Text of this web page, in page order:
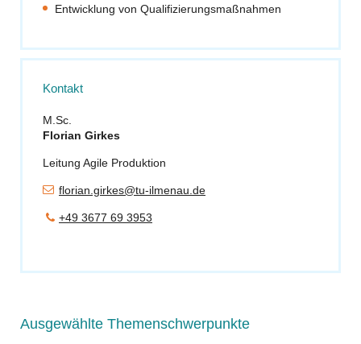
Entwicklung von Qualifizierungsmaßnahmen
Kontakt
M.Sc.
Florian Girkes
Leitung Agile Produktion
florian.girkes@tu-ilmenau.de
+49 3677 69 3953
Ausgewählte Themenschwerpunkte